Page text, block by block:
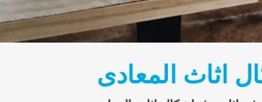
اثاث المعادى